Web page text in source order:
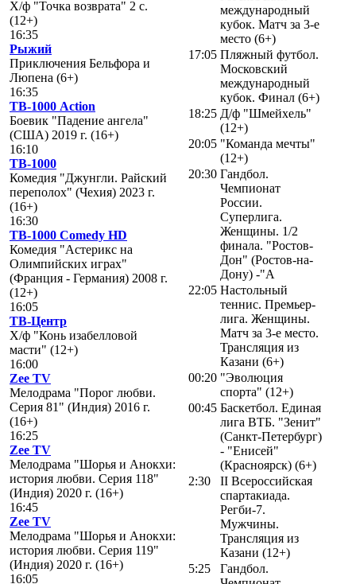
Х/ф "Точка возврата" 2 с.
(12+)
16:35
Рыжий
Приключения Бельфора и
Люпена (6+)
16:35
ТВ-1000 Action
Боевик "Падение ангела"
(США) 2019 г. (16+)
16:10
ТВ-1000
Комедия "Джунгли. Райский
переполох" (Чехия) 2023 г.
(16+)
16:30
ТВ-1000 Comedy HD
Комедия "Астерикс на
Олимпийских играх"
(Франция - Германия) 2008 г.
(12+)
16:05
ТВ-Центр
Х/ф "Конь изабелловой
масти" (12+)
16:00
Zee TV
Мелодрама "Порог любви.
Серия 81" (Индия) 2016 г.
(16+)
16:25
Zee TV
Мелодрама "Шорья и Анокхи:
история любви. Серия 118"
(Индия) 2020 г. (16+)
16:45
Zee TV
Мелодрама "Шорья и Анокхи:
история любви. Серия 119"
(Индия) 2020 г. (16+)
16:05
международный
кубок. Матч за 3-е
место (6+)
17:05 Пляжный футбол.
Московский
международный
кубок. Финал (6+)
18:25 Д/ф "Шмейхель"
(12+)
20:05 "Команда мечты"
(12+)
20:30 Гандбол.
Чемпионат
России.
Суперлига.
Женщины. 1/2
финала. "Ростов-
Дон" (Ростов-на-
Дону) -"А
22:05 Настольный
теннис. Премьер-
лига. Женщины.
Матч за 3-е место.
Трансляция из
Казани (6+)
00:20 "Эволюция
спорта" (12+)
00:45 Баскетбол. Единая
лига ВТБ. "Зенит"
(Санкт-Петербург)
- "Енисей"
(Красноярск) (6+)
2:30
II Всероссийская
спартакиада.
Регби-7.
Мужчины.
Трансляция из
Казани (12+)
5:25
Гандбол.